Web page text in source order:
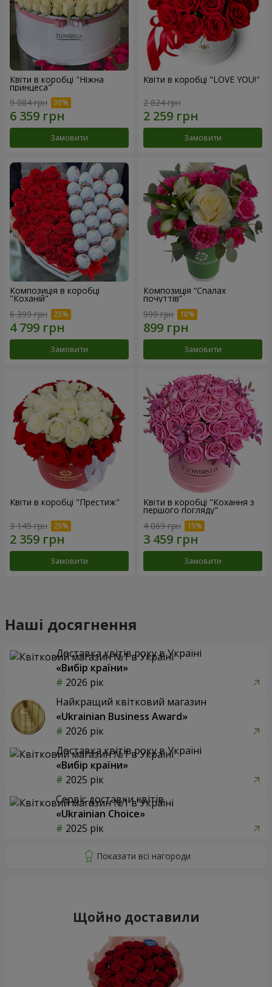
Квіти в коробці "Ніжна
принцеса"
9 084 грн
Замовити
Квіти в коробці "LOVE YOU!"
2 824 грн
Замовити
Композиція в коробці
"Коханій"
6 399 грн
Замовити
Композиція “Спалах
почуттів”
999 грн
Замовити
Квіти в коробці "Престиж"
3 145 грн
Замовити
Квіти в коробці "Кохання з
першого погляду"
4 069 грн
Замовити
Наші досягнення
Доставка квітів року в Україні
«Вибір країни»
2026 рік
Найкращий квітковий магазин
«Ukrainian Business Award»
2026 рік
Доставка квітів року в Україні
«Вибір країни»
2025 рік
Сервіс доставки квітів
«Ukrainian Choice»
2025 рік
Щойно доставили